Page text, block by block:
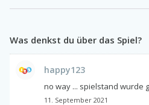
Was denkst du über das Spiel?
happy123
no way ... spielstand wurde
11. September 2021